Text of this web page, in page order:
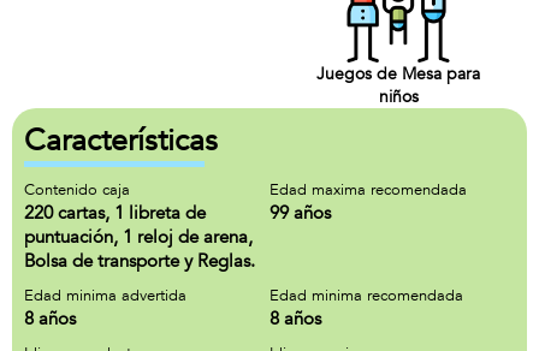
Juegos de Mesa para
niños
Características
Contenido caja
220 cartas, 1 libreta de
puntuación, 1 reloj de arena,
Bolsa de transporte y Reglas.
Edad maxima recomendada
99 años
Edad minima advertida
8 años
Edad minima recomendada
8 años